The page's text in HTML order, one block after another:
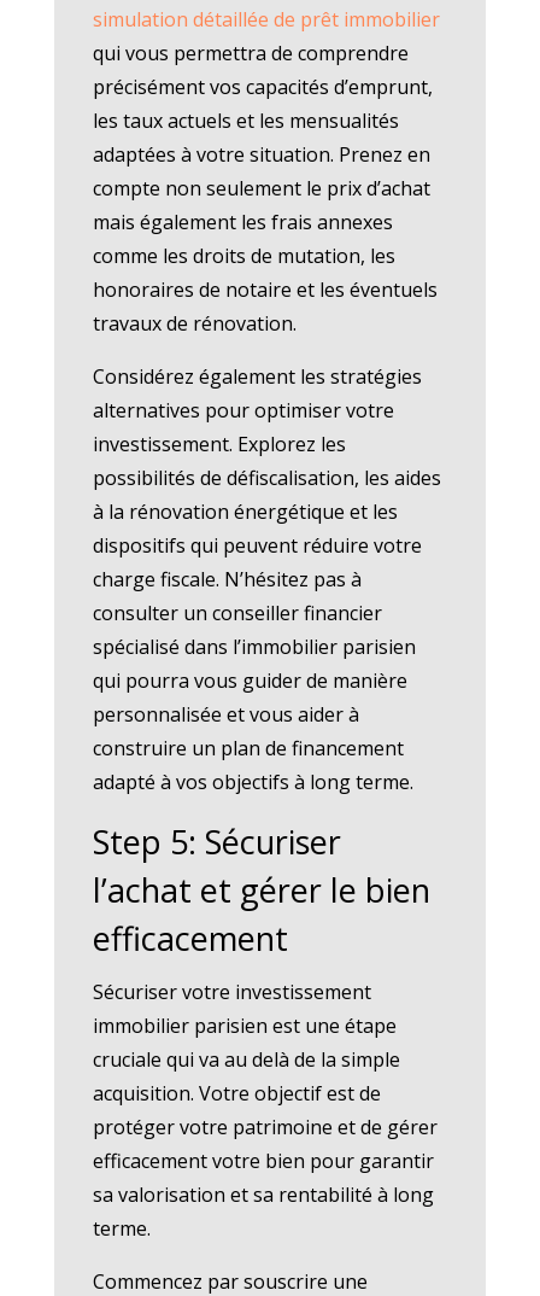
simulation détaillée de prêt immobilier
qui vous permettra de comprendre
précisément vos capacités d’emprunt,
les taux actuels et les mensualités
adaptées à votre situation. Prenez en
compte non seulement le prix d’achat
mais également les frais annexes
comme les droits de mutation, les
honoraires de notaire et les éventuels
travaux de rénovation.
Considérez également les stratégies
alternatives pour optimiser votre
investissement. Explorez les
possibilités de défiscalisation, les aides
à la rénovation énergétique et les
dispositifs qui peuvent réduire votre
charge fiscale. N’hésitez pas à
consulter un conseiller financier
spécialisé dans l’immobilier parisien
qui pourra vous guider de manière
personnalisée et vous aider à
construire un plan de financement
adapté à vos objectifs à long terme.
Step 5: Sécuriser
l’achat et gérer le bien
efficacement
Sécuriser votre investissement
immobilier parisien est une étape
cruciale qui va au delà de la simple
acquisition. Votre objectif est de
protéger votre patrimoine et de gérer
efficacement votre bien pour garantir
sa valorisation et sa rentabilité à long
terme.
Commencez par souscrire une